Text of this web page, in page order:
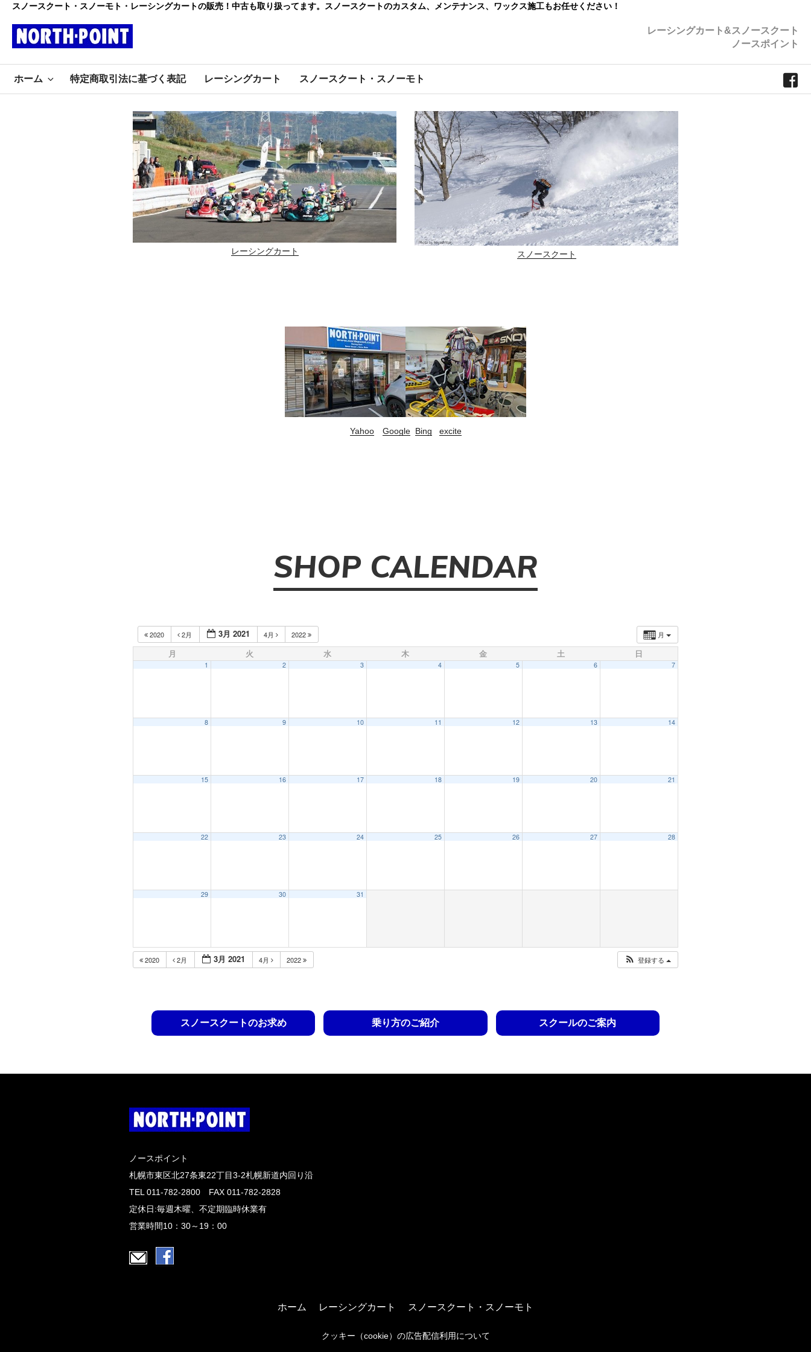
スノースクート・スノーモト・レーシングカートの販売！中古も取り扱ってます。スノースクートのカスタム、メンテナンス、ワックス施工もお任せください！
レーシング
カート・スノ
ースクート
ノースポイ
ト・カートショップ
レーシングカート&スノースクート
ノースポイント
ホーム 特定商取引法に基づく表記 レーシングカート スノースクート・スノーモト
レーシングカート スノースクート
Yahoo Google Bing excite
SHOP CALENDAR
月
2020 2月 3月 2021 4月 2022
月 火 水 木 金 土 日
1 2 3 4 5 6 7
8 9 10 11 12 13 14
15 16 17 18 19 20 21
22 23 24 25 26 27 28
29 30 31
2020 2月 3月 2021 4月 2022 登録する
スノースクートのお求め 乗り方のご紹介 スクールのご案内
ノースポイント
札幌市東区北27条東22丁目3-2札幌新道内回り沿
TEL 011-782-2800 FAX 011-782-2828
定休日:毎週木曜、不定期臨時休業有
営業時間10：30～19：00
ホーム レーシングカート スノースクート・スノーモト
クッキー（cookie）の広告配信利用について